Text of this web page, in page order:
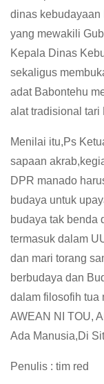
dinas kebudayaan
yang mewakili
Kepala Dinas
sekaligus
adat Babontehu
alat tradisional tari
Menilai itu,Ps
sapaan
DPR manado
budaya untuk
budaya tak benda
termasuk dalam
dan mari torang
berbudaya dan
dalam filosofih tua
AWEAN NI TOU,
Ada Manusia,Di
Penulis : tim red